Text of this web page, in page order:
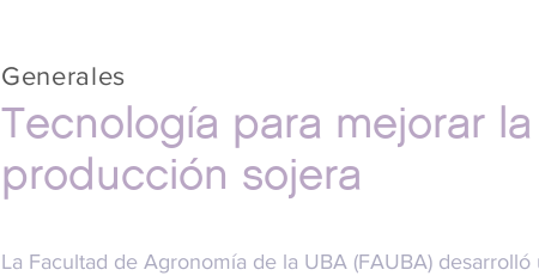
Generales
Tecnología para mejorar la
producción sojera
La Facultad de Agronomía de la UBA (FAUBA) desarrolló